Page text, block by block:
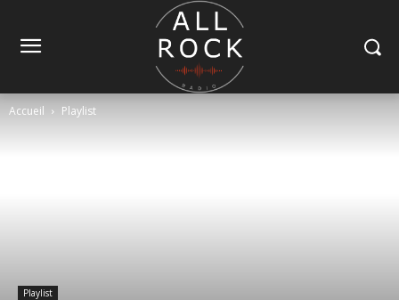
Accueil Playlist
Playlist